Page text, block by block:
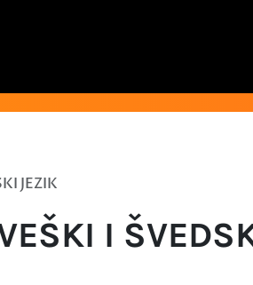
JEZIK
I